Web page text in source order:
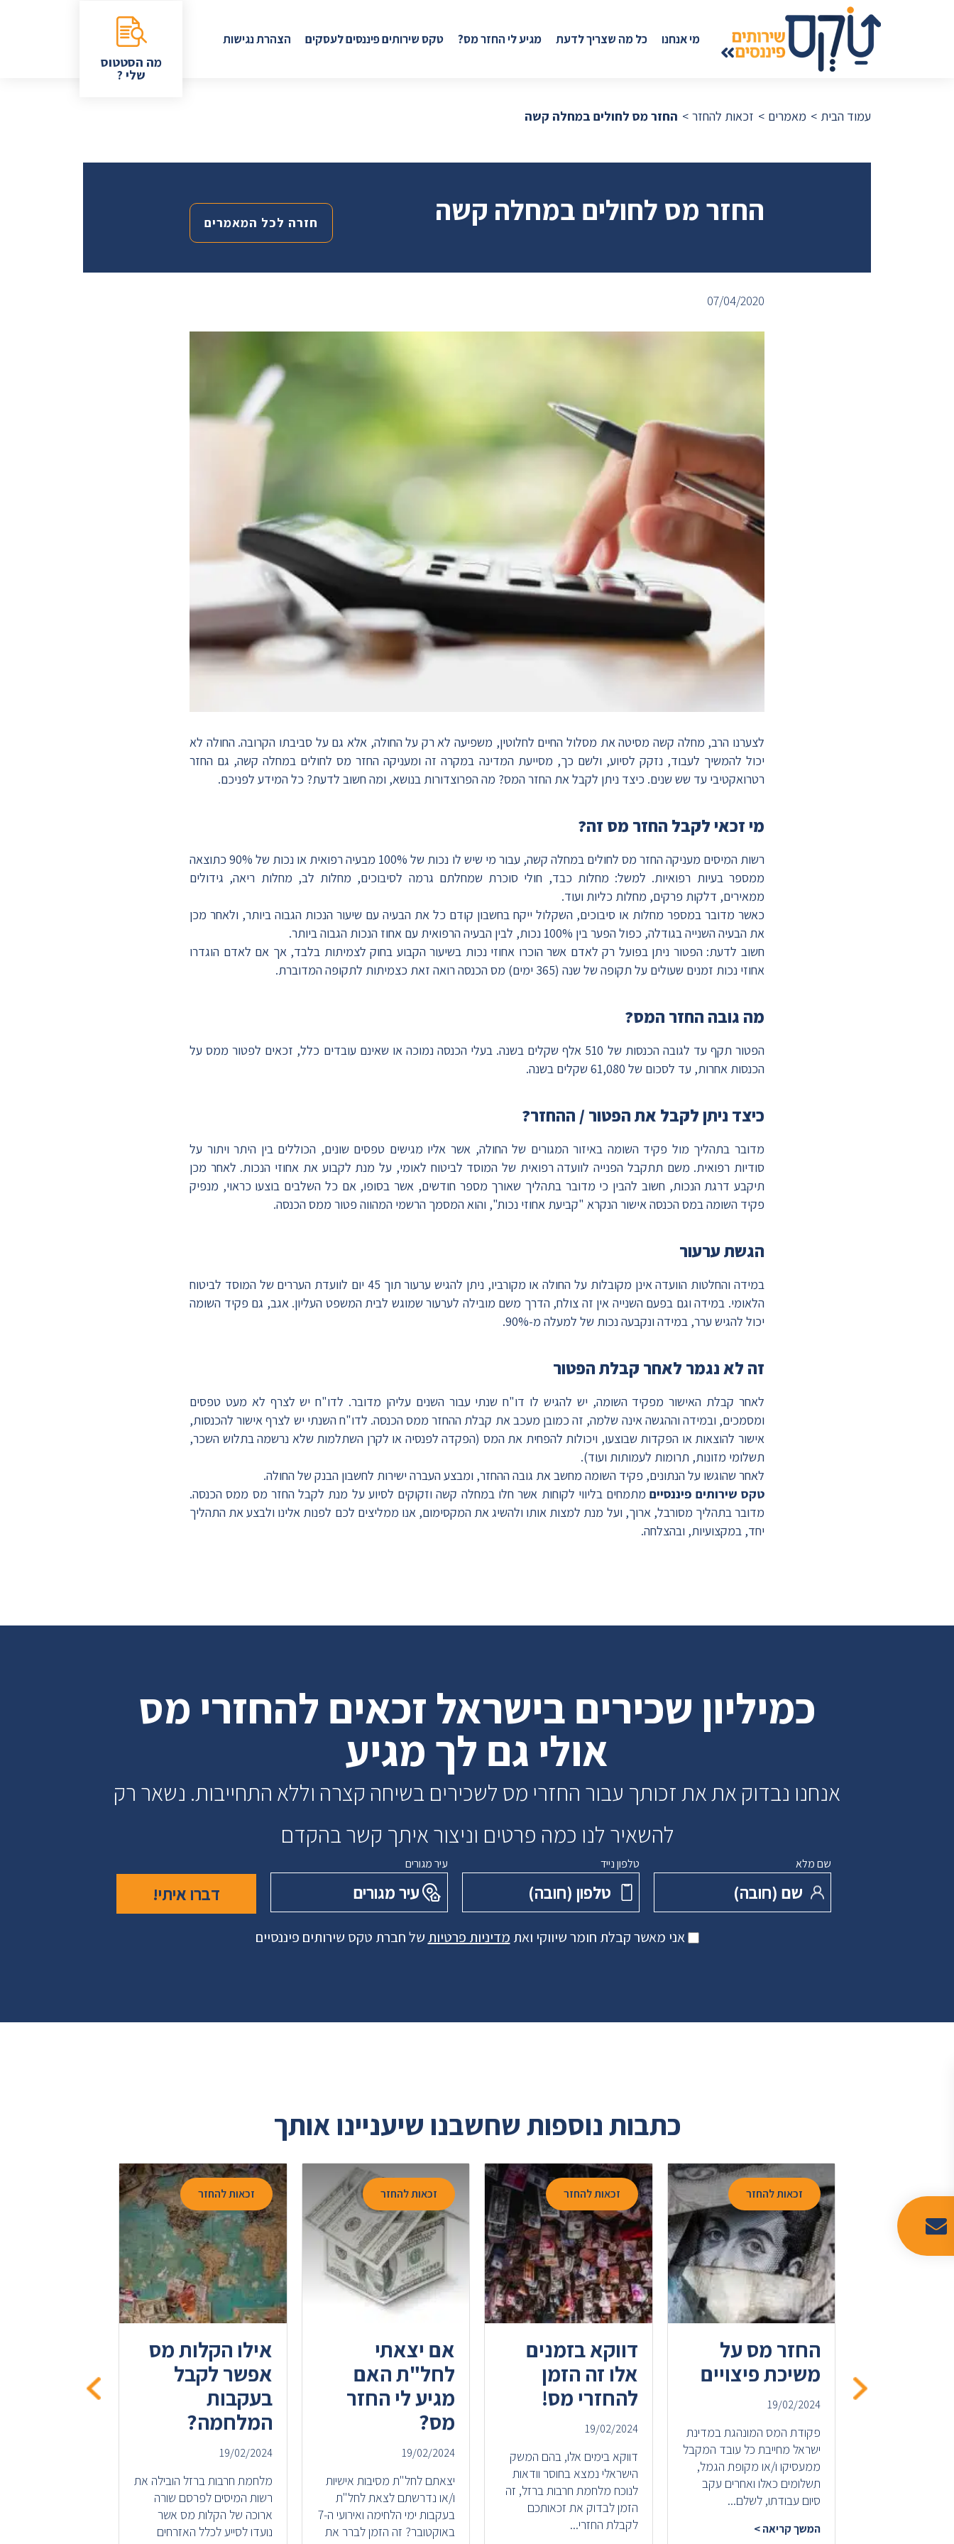
מי אנחנו כל מה שצריך לדעת מגיע לי החזר מס? טקס שירותים פיננסים לעסקים הצהרת נגישות
מה הסטטוס
שלי ?
עמוד הבית מאמרים זכאות להחזר החזר מס לחולים במחלה קשה
החזר מס לחולים במחלה קשה חזרה לכל המאמרים
07/04/2020
לצערנו הרב, מחלה קשה מסיטה את מסלול החיים לחלוטין, משפיעה לא רק על החולה, אלא גם על סביבתו הקרובה. החולה לא
יכול להמשיך לעבוד, נזקק לסיוע, ולשם כך, מסייעת המדינה במקרה זה ומעניקה החזר מס לחולים במחלה קשה, גם החזר
רטרואקטיבי עד שש שנים. כיצד ניתן לקבל את החזר המס? מה הפרוצדורות בנושא, ומה חשוב לדעת? כל המידע לפניכם.
מי זכאי לקבל החזר מס זה?
רשות המיסים מעניקה החזר מס לחולים במחלה קשה, עבור מי שיש לו נכות של 100% מבעיה רפואית או נכות של 90% כתוצאה
ממספר בעיות רפואיות. למשל: מחלות כבד, חולי סוכרת שמחלתם גרמה לסיבוכים, מחלות לב, מחלות ריאה, גידולים
ממאירים, דלקות פרקים, מחלות כליות ועוד.
כאשר מדובר במספר מחלות או סיבוכים, השקלול ייקח בחשבון קודם כל את הבעיה עם שיעור הנכות הגבוה ביותר, ולאחר מכן
את הבעיה השנייה בגודלה, כפול הפער בין 100% נכות, לבין הבעיה הרפואית עם אחוז הנכות הגבוה ביותר.
חשוב לדעת: הפטור ניתן בפועל רק לאדם אשר הוכרו אחוזי נכות בשיעור הקבוע בחוק לצמיתות בלבד, אך אם לאדם הוגדרו
אחוזי נכות זמנים שעולים על תקופה של שנה (365 ימים) מס הכנסה רואה זאת כצמיתות לתקופה המדוברת.
מה גובה החזר המס?
הפטור תקף עד לגובה הכנסות של 510 אלף שקלים בשנה. בעלי הכנסה נמוכה או שאינם עובדים כלל, זכאים לפטור ממס על
הכנסות אחרות, עד לסכום של 61,080 שקלים בשנה.
כיצד ניתן לקבל את הפטור / ההחזר?
מדובר בתהליך מול פקיד השומה באיזור המגורים של החולה, אשר אליו מגישים טפסים שונים, הכוללים בין היתר ויתור על
סודיות רפואית. משם תתקבל הפנייה לוועדה רפואית של המוסד לביטוח לאומי, על מנת לקבוע את אחוזי הנכות. לאחר מכן
תיקבע דרגת הנכות, חשוב להבין כי מדובר בתהליך שאורך מספר חודשים, אשר בסופו, אם כל השלבים בוצעו כראוי, מנפיק
פקיד השומה במס הכנסה אישור הנקרא "קביעת אחוזי נכות", והוא המסמך הרשמי המהווה פטור ממס הכנסה.
הגשת ערעור
במידה והחלטות הוועדה אינן מקובלות על החולה או מקורביו, ניתן להגיש ערעור תוך 45 יום לוועדת העררים של המוסד לביטוח
הלאומי. במידה וגם בפעם השנייה אין זה צולח, הדרך משם מובילה לערעור שמוגש לבית המשפט העליון. אגב, גם פקיד השומה
יכול להגיש ערר, במידה ונקבעה נכות של למעלה מ-90%.
זה לא נגמר לאחר קבלת הפטור
לאחר קבלת האישור מפקיד השומה, יש להגיש לו דו"ח שנתי עבור השנים עליהן מדובר. לדו"ח יש לצרף לא מעט טפסים
ומסמכים, ובמידה וההגשה אינה שלמה, זה כמובן מעכב את קבלת ההחזר ממס הכנסה. לדו"ח השנתי יש לצרף אישור להכנסות,
אישור להוצאות או הפקדות שבוצעו, ויכולות להפחית את המס (הפקדה לפנסיה או לקרן השתלמות שלא נרשמה בתלוש השכר,
תשלומי מזונות, תרומות לעמותות ועוד).
לאחר שהוגשו על הנתונים, פקיד השומה מחשב את גובה ההחזר, ומבצע העברה ישירות לחשבון הבנק של החולה.
טקס שירותים פיננסייםמתמחים בליווי לקוחות אשר חלו במחלה קשה וזקוקים לסיוע על מנת לקבל החזר מס ממס הכנסה.
מדובר בתהליך מסורבל, ארוך, ועל מנת למצות אותו ולהשיג את המקסימום, אנו ממליצים לכם לפנות אלינו ולבצע את התהליך
יחד, במקצועיות, ובהצלחה.
כמיליון שכירים בישראל זכאים להחזרי מס
אולי גם לך מגיע
אנחנו נבדוק את את זכותך עבור החזרי מס לשכירים בשיחה קצרה וללא התחייבות. נשאר רק
להשאיר לנו כמה פרטים וניצור איתך קשר בהקדם
שם מלא
שם ‏(חובה)
טלפון נייד
טלפון ‏(חובה)
עיר מגורים
עיר מגורים
אני מאשר קבלת חומר שיווקי ואת מדיניות פרטיות של חברת טקס שירותים פיננסיים
כתבות נוספות שחשבנו שיעניינו אותך
זכאות להחזר
החזר מס על
משיכת פיצויים
19/02/2024
פקודת המס המונהגת במדינת
ישראל מחייבת כל עובד המקבל
ממעסיקו ו/או מקופת הגמל,
תשלומים כאלו ואחרים עקב
סיום עבודתו, לשלם...
המשך קריאה >
זכאות להחזר
דווקא בזמנים
אלו זה הזמן
להחזרי מס!
19/02/2024
דווקא בימים אלו, בהם המשק
הישראלי נמצא בחוסר וודאות
לנוכח מלחמת חרבות ברזל, זה
הזמן לבדוק את זכאותכם
לקבלת החזרי...
זכאות להחזר
אם יצאתי
לחל"ת האם
מגיע לי החזר
מס?
19/02/2024
יצאתם לחל"ת מסיבות אישיות
ו/או נדרשתם לצאת לחל"ת
בעקבות ימי הלחימה ואירועי ה-7
באוקטובר? זה הזמן לברר את
זכאות להחזר
אילו הקלות מס
אפשר לקבל
בעקבות
המלחמה?
19/02/2024
מלחמת חרבות ברזל הובילה את
רשות המיסים לפרסם שורה
ארוכה של הקלות מס אשר
נועדו לסייע לכלל האזרחים